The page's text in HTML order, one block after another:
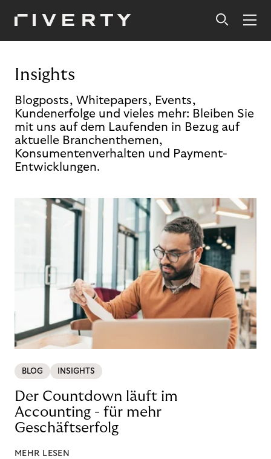
Insights
Blogposts, Whitepapers, Events,
Kundenerfolge und vieles mehr: Bleiben Sie
mit uns auf dem Laufenden in Bezug auf
aktuelle Branchenthemen,
Konsumentenverhalten und Payment-
Entwicklungen.
BLOG INSIGHTS
Der Countdown läuft im
Accounting - für mehr
Geschäftserfolg
MEHR LESEN